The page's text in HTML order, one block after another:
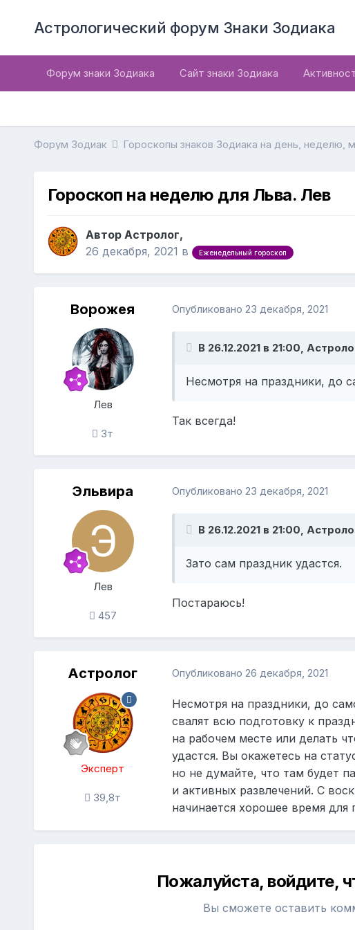
Астрологический форум Знаки Зодиака
Форум знаки Зодиака Сайт знаки Зодиака
Форум Зодиак Гороскопы знаков Зодиака на день, неделю,
Гороскоп на неделю для Льва. Лев
Автор Астролог,
26 декабря, 2021 в Еженедельный гороскоп
Ворожея
Лев
3т
Опубликовано 23 декабря, 2021
В 26.12.2021 в 21:00,
Несмотря на праздники, до
Так всегда!
Эльвира
Лев
457
Опубликовано 23 декабря, 2021
В 26.12.2021 в 21:00,
Зато сам праздник удастся.
Постараюсь!
Астролог
Эксперт
39,8т
Опубликовано 26 декабря, 2021
Несмотря на праздники, до
свалят всю подготовку к
на рабочем месте или делать
удастся. Вы окажетесь на
но не думайте, что там будет
и активных развлечений. С
начинается хорошее время для
Пожалуйста, войдите,
Вы сможете оставить